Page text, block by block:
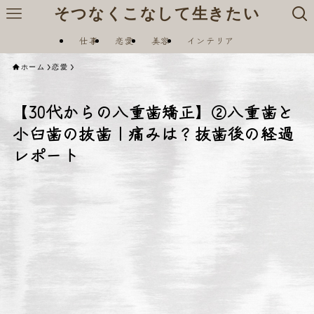
そつなくこなして生きたい
仕事 恋愛 美容 インテリア
ホーム 恋愛
【30代からの八重歯矯正】②八重歯と
小臼歯の抜歯｜痛みは？抜歯後の経過
レポート